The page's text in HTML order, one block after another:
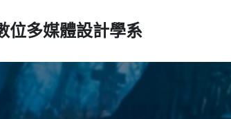
位多媒體設計學系